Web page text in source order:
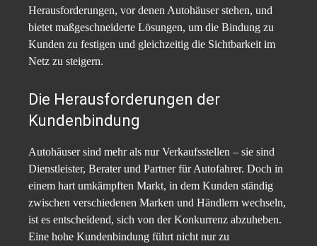
Herausforderungen, vor denen Autohäuser stehen, und
bietet maßgeschneiderte Lösungen, um die Bindung zu
Kunden zu festigen und gleichzeitig die Sichtbarkeit im
Netz zu steigern.
Die Herausforderungen der
Kundenbindung
Autohäuser sind mehr als nur Verkaufsstellen – sie sind
Dienstleister, Berater und Partner für Autofahrer. Doch in
einem hart umkämpften Markt, in dem Kunden ständig
zwischen verschiedenen Marken und Händlern wechseln,
ist es entscheidend, sich von der Konkurrenz abzuheben.
Eine hohe Kundenbindung führt nicht nur zu